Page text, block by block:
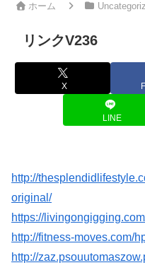
ホーム
リンクV236
X
LINE
http://
original/
https://
http://fitness-moves.com/
http://